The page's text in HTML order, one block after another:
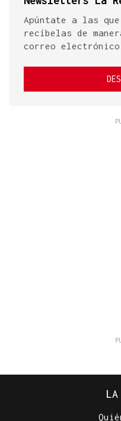
Apúntate a las
recíbelas de
correo electrónico
LA